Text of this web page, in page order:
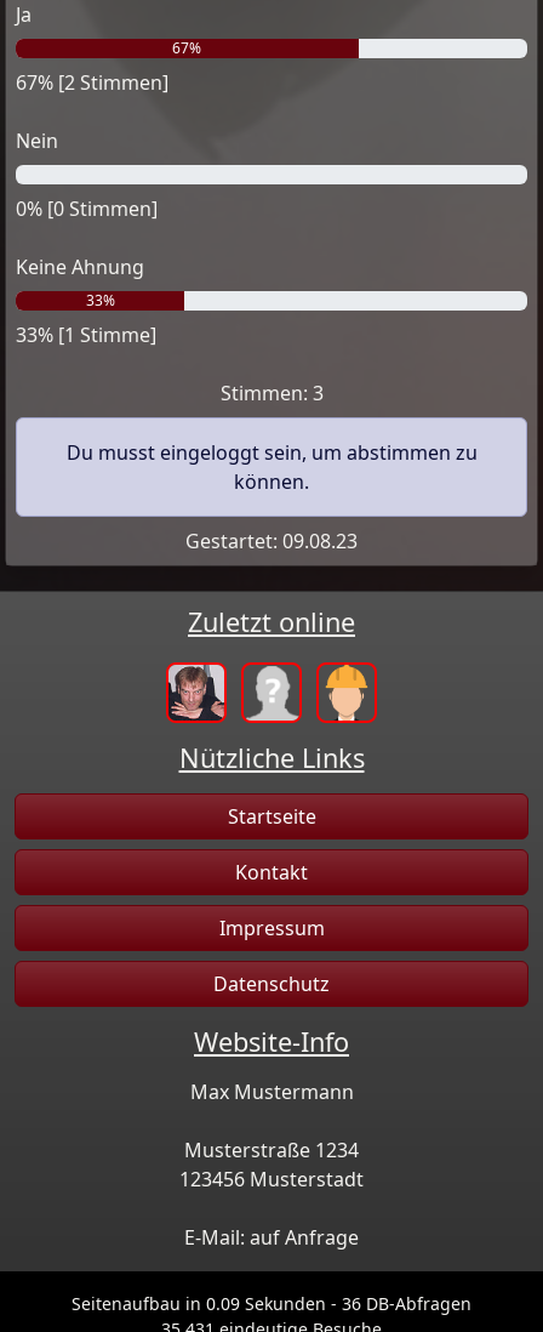
Ja
67%
67% [2 Stimmen]
Nein
0%
0% [0 Stimmen]
Keine Ahnung
33%
33% [1 Stimme]
Stimmen: 3
Du musst eingeloggt sein, um abstimmen zu
können.
Gestartet: 09.08.23
Zuletzt online
Nützliche Links
Startseite
Kontakt
Impressum
Datenschutz
Website-Info
Max Mustermann
Musterstraße 1234
123456 Musterstadt
E-Mail: auf Anfrage
Seitenaufbau in 0.09 Sekunden - 36 DB-Abfragen